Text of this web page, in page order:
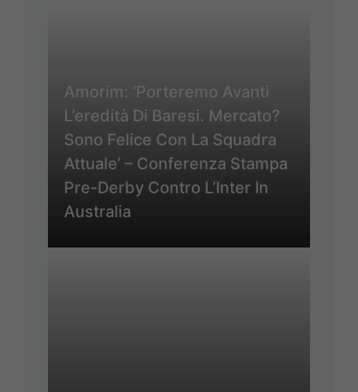
Amorim: ‘Porteremo Avanti
L’eredità Di Baresi. Mercato?
Sono Felice Con La Squadra
Attuale’ – Conferenza Stampa
Pre-Derby Contro L’Inter In
Australia